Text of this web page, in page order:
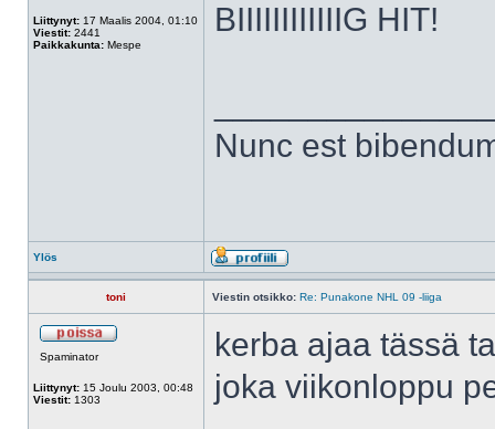
Liittynyt: 17 Maalis 2004, 01:10
Viestit: 2441
Paikkakunta: Mespe
BIIIIIIIIIIIIG HIT!
Nunc est
Ylös
toni Viestin otsikko: Re: Punakone NHL 09 -liiga
Spaminator
Liittynyt: 15 Joulu 2003, 00:48
Viestit: 1303
kerba ajaa tässä
joka viikonloppu